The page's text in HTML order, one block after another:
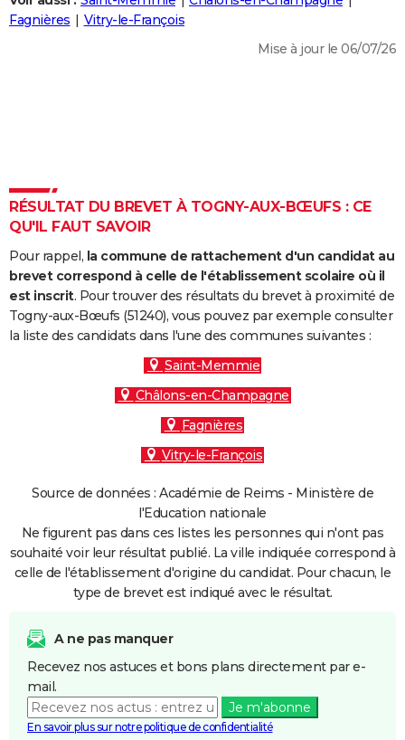
Destinations
City break
Voyage nature
Voyage de noces
Forum
Climat
+
PHOTO
Dictionnaire
Biographies
Citations
Expressions
Proverbes
PROGRAMME TV
S'inscrire
Se connecter
Lycées
Collèges
Primaires
Universités
Entreprises
Service militaire
Avis de recherche
AVIS DE DÉCÈS
FORUM
Fagnières
Vitry-le-François
Mise à jour le 06/07/26
RÉSULTAT DU BREVET À TOGNY-AUX-BŒUFS : CE
QU'IL FAUT SAVOIR
Pour rappel, la commune de rattachement d'un candidat au
brevet correspond à celle de l'établissement scolaire où il
est inscrit. Pour trouver des résultats du brevet à proximité de
Togny-aux-Bœufs (51240), vous pouvez par exemple consulter
la liste des candidats dans l'une des communes suivantes :
Saint-Memmie
Châlons-en-Champagne
Fagnières
Vitry-le-François
Source de données : Académie de Reims - Ministère de
l'Education nationale
Ne figurent pas dans ces listes les personnes qui n'ont pas
souhaité voir leur résultat publié. La ville indiquée correspond à
celle de l'établissement d'origine du candidat. Pour chacun, le
type de brevet est indiqué avec le résultat.
A ne pas manquer
Recevez nos astuces et bons plans directement par e-
mail.
Je m'abonne
En savoir plus sur notre politique de confidentialité